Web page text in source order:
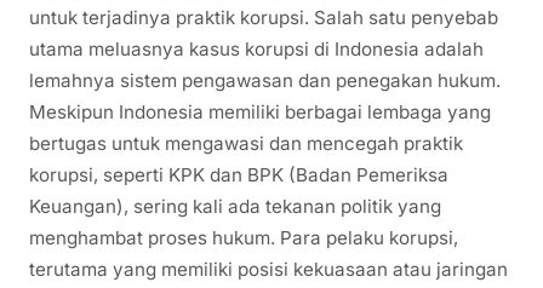
untuk terjadinya praktik korupsi. Salah satu penyebab
utama meluasnya kasus korupsi di Indonesia adalah
lemahnya sistem pengawasan dan penegakan hukum.
Meskipun Indonesia memiliki berbagai lembaga yang
bertugas untuk mengawasi dan mencegah praktik
korupsi, seperti KPK dan BPK (Badan Pemeriksa
Keuangan), sering kali ada tekanan politik yang
menghambat proses hukum. Para pelaku korupsi,
terutama yang memiliki posisi kekuasaan atau jaringan